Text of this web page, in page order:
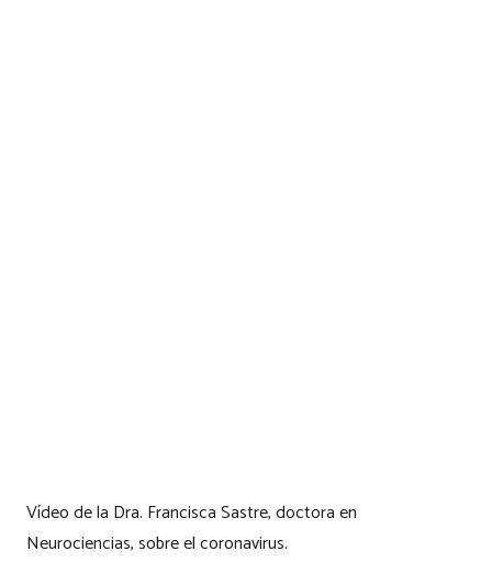
Vídeo de la Dra. Francisca Sastre, doctora en
Neurociencias, sobre el coronavirus.